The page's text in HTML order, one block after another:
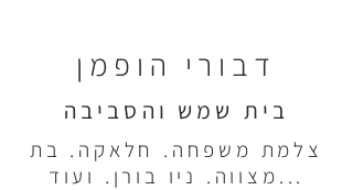
דבורי הופמן
בית שמש והסביבה
צלמת משפחה. חלאקה. בת
מצווה. ניו בורן. ועוד...